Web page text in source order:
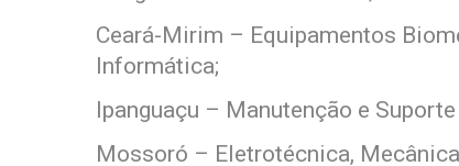
Ceará-Mirim – Equipamentos
Informática;
Ipanguaçu – Manutenção e
Mossoró – Eletrotécnica,